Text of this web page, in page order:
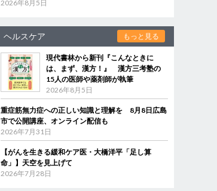
2026年8月5日
ヘルスケア もっと見る
現代書林から新刊『こんなときに
は、まず、漢方！』 漢方三考塾の
15人の医師や薬剤師が執筆
2026年8月5日
重症筋無力症への正しい知識と理解を 8月8日広島
市で公開講座、オンライン配信も
2026年7月31日
【がんを生きる緩和ケア医・大橋洋平「足し算
命」】天空を見上げて
2026年7月28日